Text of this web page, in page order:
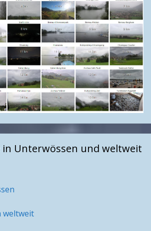
in Unterwössen und weltweit
weltweit